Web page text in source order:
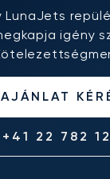
LunaJets
igény
AJÁNLAT
+41 22 782